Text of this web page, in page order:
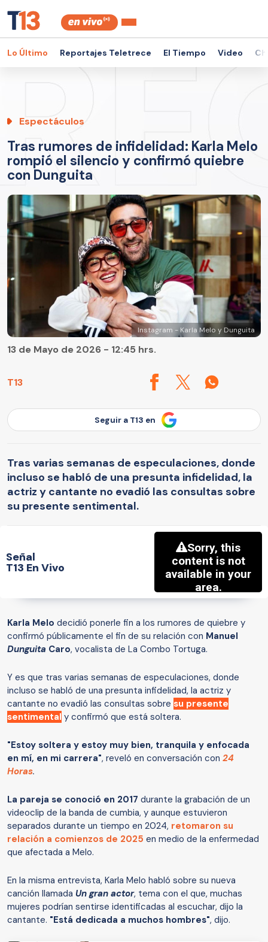
Lo Último Reportajes Teletrece El Tiempo Video
Espectáculos
Tras rumores de infidelidad: Karla Melo
rompió el silencio y confirmó quiebre
con Dunguita
Instagram - Karla Melo y Dunguita
T13
13 de Mayo de 2026 - 12:45 hrs.
Seguir a T13 en
Tras varias semanas de especulaciones, donde
incluso se habló de una presunta infidelidad, la
actriz y cantante no evadió las consultas sobre
su presente sentimental.
Señal
T13 En Vivo
Karla Melo decidió ponerle fin a los rumores de quiebre y
confirmó públicamente el fin de su relación con Manuel
Dunguita Caro, vocalista de La Combo Tortuga.
Y es que tras varias semanas de especulaciones, donde
incluso se habló de una presunta infidelidad, la actriz y
cantante no evadió las consultas sobre su presente
sentimental y confirmó que está soltera.
"Estoy soltera y estoy muy bien, tranquila y enfocada
en mí, en mi carrera", reveló en conversación con 24
Horas.
La pareja se conoció en 2017 durante la grabación de un
videoclip de la banda de cumbia, y aunque estuvieron
separados durante un tiempo en 2024, retomaron su
relación a comienzos de 2025 en medio de la enfermedad
que afectada a Melo.
En la misma entrevista, Karla Melo habló sobre su nueva
canción llamada Un gran actor, tema con el que, muchas
mujeres podrían sentirse identificadas al escuchar, dijo la
cantante. "Está dedicada a muchos hombres", dijo.